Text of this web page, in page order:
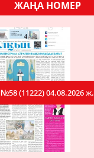
ЖАҢА НОМЕР
№58 (11222)04.08.2026 ж.